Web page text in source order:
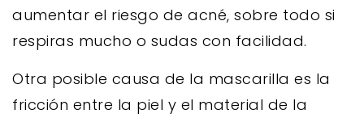
aumentar el riesgo de acné, sobre todo si
respiras mucho o sudas con facilidad.
Otra posible causa de la mascarilla es la
fricción entre la piel y el material de la